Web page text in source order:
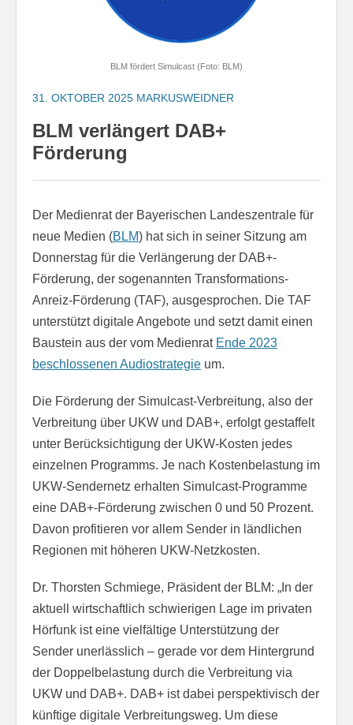
BLM fördert Simulcast (Foto: BLM)
31. OKTOBER 2025 MARKUSWEIDNER
BLM verlängert DAB+
Förderung
Der Medienrat der Bayerischen Landeszentrale für
neue Medien (BLM) hat sich in seiner Sitzung am
Donnerstag für die Verlängerung der DAB+-
Förderung, der sogenannten Transformations-
Anreiz-Förderung (TAF), ausgesprochen. Die TAF
unterstützt digitale Angebote und setzt damit einen
Baustein aus der vom Medienrat Ende 2023
beschlossenen Audiostrategie um.
Die Förderung der Simulcast-Verbreitung, also der
Verbreitung über UKW und DAB+, erfolgt gestaffelt
unter Berücksichtigung der UKW-Kosten jedes
einzelnen Programms. Je nach Kostenbelastung im
UKW-Sendernetz erhalten Simulcast-Programme
eine DAB+-Förderung zwischen 0 und 50 Prozent.
Davon profitieren vor allem Sender in ländlichen
Regionen mit höheren UKW-Netzkosten.
Dr. Thorsten Schmiege, Präsident der BLM: „In der
aktuell wirtschaftlich schwierigen Lage im privaten
Hörfunk ist eine vielfältige Unterstützung der
Sender unerlässlich – gerade vor dem Hintergrund
der Doppelbelastung durch die Verbreitung via
UKW und DAB+. DAB+ ist dabei perspektivisch der
künftige digitale Verbreitungsweg. Um diese